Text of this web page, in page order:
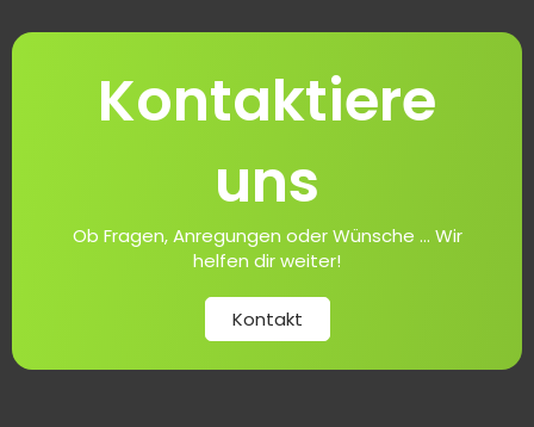
Kontaktiere
uns
Ob Fragen, Anregungen oder Wünsche ... Wir
helfen dir weiter!
Kontakt